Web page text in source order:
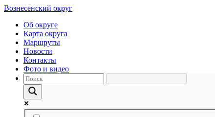
Вознесенский округ
Об округе
Карта округа
Маршруты
Новости
Контакты
Фото и видео